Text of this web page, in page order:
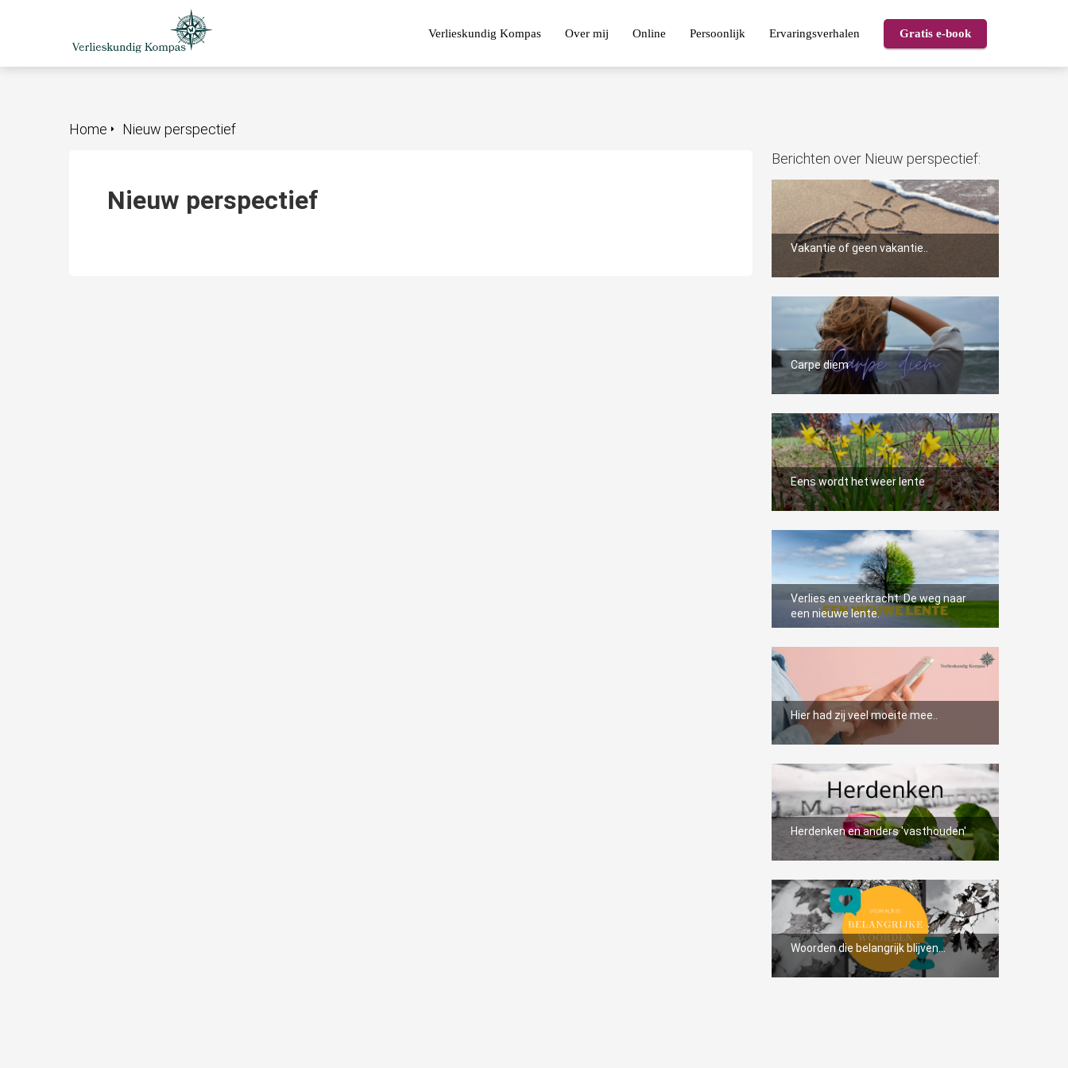
Verlieskundig Kompas Over mij Online Persoonlijk Ervaringsverhalen Gratis e-book
Nieuw perspectief
Home
Nieuw perspectief
Berichten over Nieuw perspectief:
Vakantie of geen vakantie..
Carpe diem
Eens wordt het weer lente
2
Verlies en veerkracht: De weg naar
een nieuwe lente.
Hier had zij veel moeite mee..
Herdenken en anders 'vasthouden'
Woorden die belangrijk blijven...